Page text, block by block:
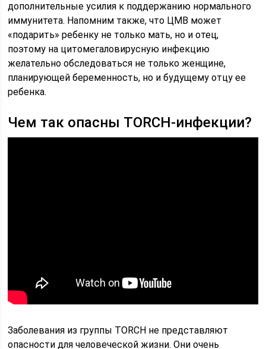
дополнительные усилия к поддержанию нормального
иммунитета. Напомним также, что ЦМВ может
«подарить» ребенку не только мать, но и отец,
поэтому на цитомегаловирусную инфекцию
желательно обследоваться не только женщине,
планирующей беременность, но и будущему отцу ее
ребенка.
Чем так опасны TORCH-инфекции?
Заболевания из группы TORCH не представляют
опасности для человеческой жизни. Они очень